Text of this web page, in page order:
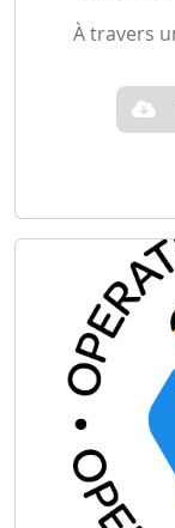
À travers